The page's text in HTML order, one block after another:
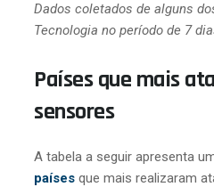
Dados coletados de alguns
Tecnologia no período de 7
Países que mais
sensores
A tabela a seguir apresenta
países que mais realizaram